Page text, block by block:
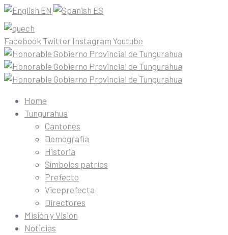
EN ES
Facebook Twitter Instagram Youtube
Home
Tungurahua
Cantones
Demografía
Historia
Símbolos patrios
Prefecto
Viceprefecta
Directores
Misión y Visión
Noticias